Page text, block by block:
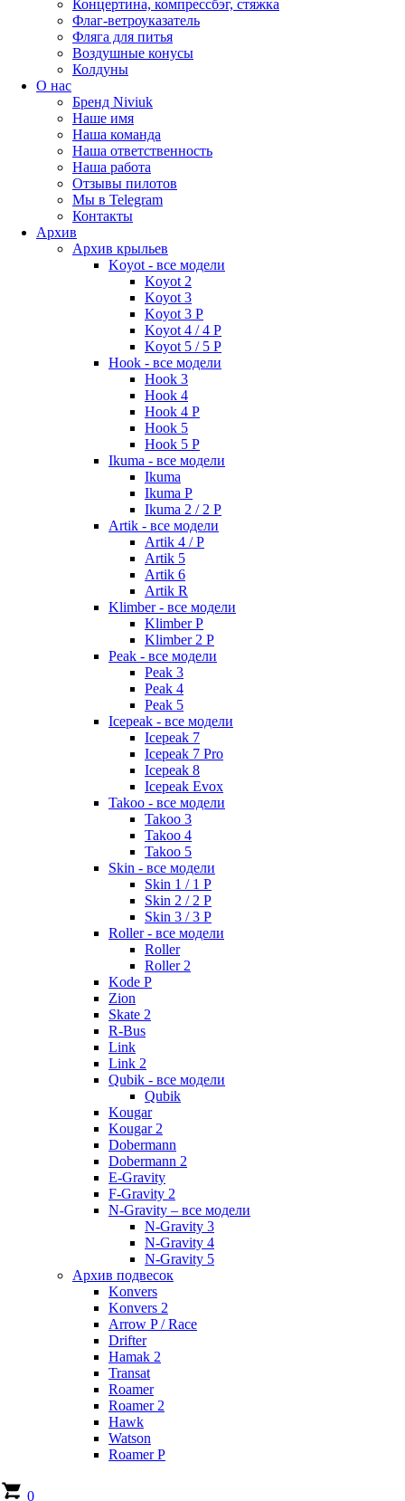
Концертина, компрессбэг, стяжка
Флаг-ветроуказатель
Фляга для питья
Воздушные конусы
Колдуны
О нас
Бренд Niviuk
Наше имя
Наша команда
Наша ответственность
Наша работа
Отзывы пилотов
Мы в Telegram
Контакты
Архив
Архив крыльев
Koyot - все модели
Koyot 2
Koyot 3
Koyot 3 P
Koyot 4 / 4 P
Koyot 5 / 5 P
Hook - все модели
Hook 3
Hook 4
Hook 4 P
Hook 5
Hook 5 P
Ikuma - все модели
Ikuma
Ikuma P
Ikuma 2 / 2 P
Artik - все модели
Artik 4 / P
Artik 5
Artik 6
Artik R
Klimber - все модели
Klimber P
Klimber 2 P
Peak - все модели
Peak 3
Peak 4
Peak 5
Icepeak - все модели
Icepeak 7
Icepeak 7 Pro
Icepeak 8
Icepeak Evox
Takoo - все модели
Takoo 3
Takoo 4
Takoo 5
Skin - все модели
Skin 1 / 1 P
Skin 2 / 2 P
Skin 3 / 3 P
Roller - все модели
Roller
Roller 2
Kode P
Zion
Skate 2
R-Bus
Link
Link 2
Qubik - все модели
Qubik
Kougar
Kougar 2
Dobermann
Dobermann 2
E-Gravity
F-Gravity 2
N-Gravity – все модели
N-Gravity 3
N-Gravity 4
N-Gravity 5
Архив подвесок
Konvers
Konvers 2
Arrow P / Race
Drifter
Hamak 2
Transat
Roamer
Roamer 2
Hawk
Watson
Roamer P
0